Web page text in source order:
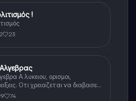
!
23
Α λυκειου, ορισμοι,
Οτι χρειαζεται να διαβασεις
κομματι της αλγεβρας.
74